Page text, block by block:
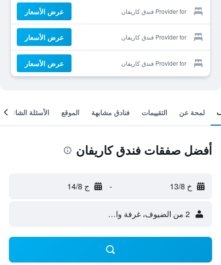
Provider for فندق كاريفان عرض الأسعار
Provider for فندق كاريفان عرض الأسعار
Provider for فندق كاريفان عرض الأسعار
لمحة عن التقييمات فنادق مشابهة الموقع الأسئلة الشائعة
أفضل صفقات فندق كاريفان
خ 13/8 - ج 14/8
2 من الضيوف، غرفة واحدة